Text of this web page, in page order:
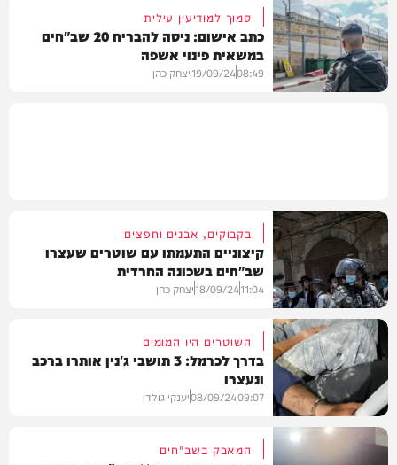
חדשות
סמוך למודיעין עילית
כתב אישום: ניסה להבריח 20 שב"חים
במשאית פינוי אשפה
08:49
19/09/24יצחק כהן
חרדים
בקבוקים, אבנים וחפצים
קיצוניים התעמתו עם שוטרים שעצרו
שב"חים בשכונה החרדית
11:04
18/09/24יצחק כהן
השוטרים היו המומים
בדרך לכרמל: 3 תושבי ג'נין אותרו ברכב
ונעצרו
09:07
08/09/24יענקי גולדן
המאבק בשב"חים